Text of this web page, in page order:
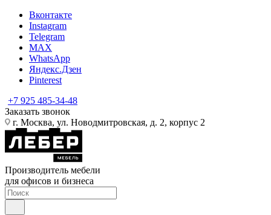
Вконтакте
Instagram
Telegram
MAX
WhatsApp
Яндекс.Дзен
Pinterest
+7 925 485-34-48
Заказать звонок
г. Москва, ул. Новодмитровская, д. 2, корпус 2
Производитель мебели
для офисов и бизнеса